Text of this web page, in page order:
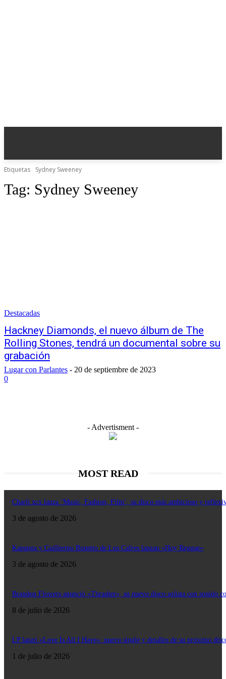
Etiquetas Sydney Sweeney
Tag: Sydney Sweeney
Destacadas
Hackney Diamonds, el nuevo álbum de The
Rolling Stones, tendrá un documental sobre su
grabación
Lugar con Parlantes - 20 de septiembre de 2023
0
- Advertisment -
MOST READ
Charli xcx lanza ‘Music, Fashion, Film’, su disco más ambicioso y
3 de agosto de 2026
Kapanga y Guillermo Bonetto de Los Cafres lanzan «Hoy Reggae»
3 de agosto de 2026
Brandon Flowers anunció «Thrasher», su nuevo disco solista con sonido
8 de julio de 2026
LP lanzó «Love Is All I Have»: nuevo single y detalles de su próximo
1 de julio de 2026